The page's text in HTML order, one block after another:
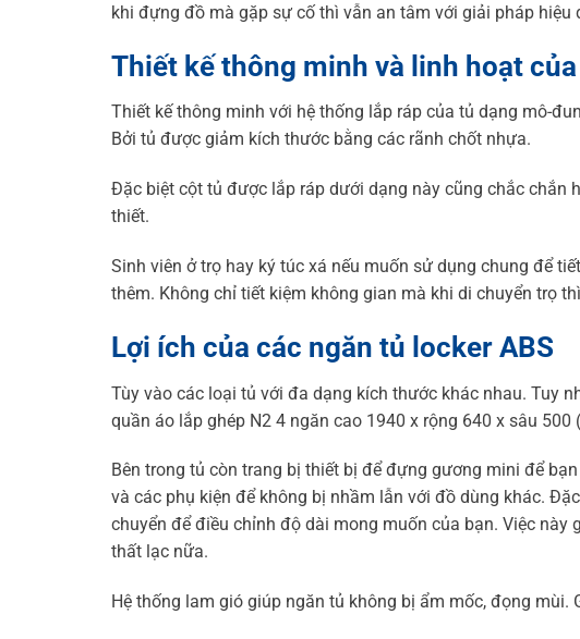
khi đựng đồ mà gặp sự cố thì vẫn an tâm với giải pháp hiệu
Thiết kế thông minh và linh hoạt
Thiết kế thông minh với hệ thống lắp ráp của tủ dạng mô-
Bởi tủ được giảm kích thước bằng các rãnh chốt nhựa.
Đặc biệt cột tủ được lắp ráp dưới dạng này cũng chắc chắn
thiết.
Sinh viên ở trọ hay ký túc xá nếu muốn sử dụng chung để
thêm. Không chỉ tiết kiệm không gian mà khi di chuyển trọ
Lợi ích của các ngăn tủ locker ABS
Tùy vào các loại tủ với đa dạng kích thước khác nhau. Tuy
quần áo lắp ghép N2 4 ngăn cao 1940 x rộng 640 x sâu
Bên trong tủ còn trang bị thiết bị để đựng gương mini để
và các phụ kiện để không bị nhầm lẫn với đồ dùng khác.
chuyển để điều chỉnh độ dài mong muốn của bạn. Việc
thất lạc nữa.
Hệ thống lam gió giúp ngăn tủ không bị ẩm mốc, đọng